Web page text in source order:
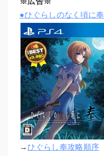
●ひぐらしのなく頃に奉
→ ひぐらし奉攻略順序